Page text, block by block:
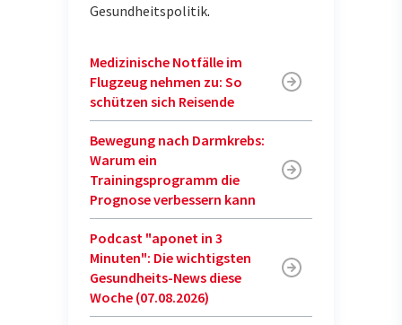
Gesundheitspolitik.
Medizinische Notfälle im
Flugzeug nehmen zu: So
schützen sich Reisende
Bewegung nach Darmkrebs:
Warum ein
Trainingsprogramm die
Prognose verbessern kann
Podcast "aponet in 3
Minuten": Die wichtigsten
Gesundheits-News diese
Woche (07.08.2026)